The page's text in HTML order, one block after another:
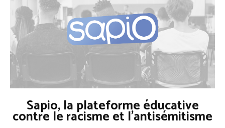
Sapio, la plateforme éducative
contre le racisme et l'antisémitisme